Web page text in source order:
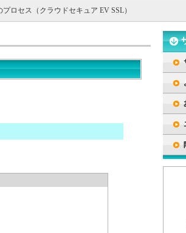
ロセス（クラウドセキュア EV SSL）